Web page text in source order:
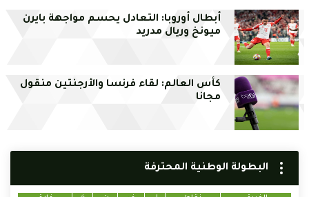
أبطال أوروبا: التعادل يحسم مواجهة بايرن
ميونخ وريال مدريد
كأس العالم: لقاء فرنسا والأرجنتين منقول
مجانا
البطولة الوطنية المحترفة